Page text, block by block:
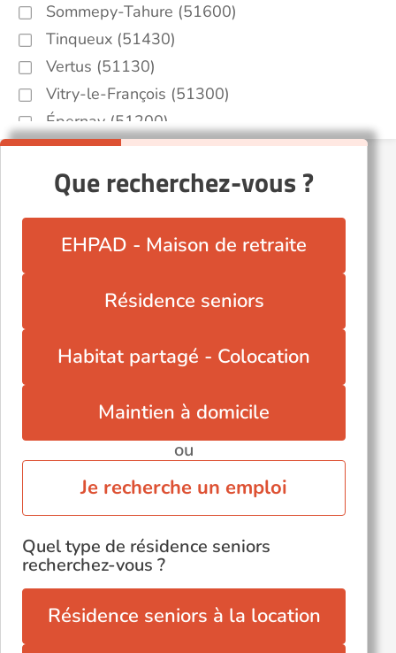
Sommepy-Tahure (51600)
Tinqueux (51430)
Vertus (51130)
Vitry-le-François (51300)
Épernay (51200)
Que recherchez-vous ?
EHPAD - Maison de retraite
Résidence seniors
Habitat partagé - Colocation
Maintien à domicile
ou
Je recherche un emploi
Quel type de résidence seniors
recherchez-vous ?
Résidence seniors à la location